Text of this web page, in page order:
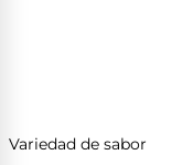
Variedad de sabor